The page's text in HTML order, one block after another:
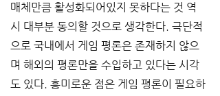
매체만큼 활성화되어있지 못하다는 것 역
시 대부분 동의할 것으로 생각한다. 극단적
으로 국내에서 게임 평론은 존재하지 않으
며 해외의 평론만을 수입하고 있다는 시각
도 있다. 흥미로운 점은 게임 평론이 필요하